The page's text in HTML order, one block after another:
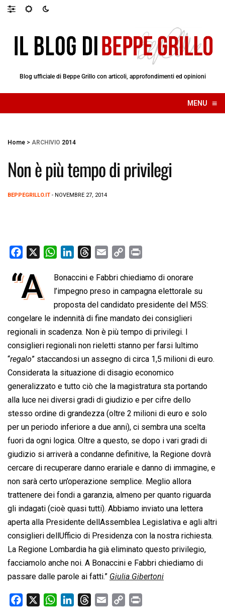
Blog ufficiale di Beppe Grillo con articoli, approfondimenti ed opinioni
MENU ≡
☰
Home > ARCHIVIO 2014
Non è più tempo di privilegi
BEPPEGRILLO.IT - NOVEMBRE 27, 2014
c
e
o
o
k
W
a
t
s
A
p
p
n
k
e
d
I
n
r
e
a
d
s
a
i
l
p
y
L
i
n
k
i
n
t
“A
Bonaccini e Fabbri chiediamo di onorare
l’impegno preso in campagna elettorale su
proposta del candidato presidente del M5S:
congelare le indennità di fine mandato dei consiglieri
regionali in scadenza. Non è più tempo di privilegi. I
consiglieri regionali non rieletti stanno per farsi lultimo
“regalo” staccandosi un assegno di circa 1,5 milioni di euro.
Considerata la situazione di disagio economico
generalizzato e tutto ciò che la magistratura sta portando
alla luce nei diversi gradi di giudizio e per cifre dello
stesso ordine di grandezza (oltre 2 milioni di euro e solo
per un periodo inferiore a due anni), ci sembra una scelta
fuori da ogni logica. Oltre a questo, se dopo i vari gradi di
giudizio si arriverà a condanne definitive, la Regione dovrà
cercare di recuperare danno erariale e danno di immagine, e
non sarà certo un’operazione semplice. Meglio allora
trattenere dei fondi a garanzia, almeno per quanto riguarda
gli indagati (cioè quasi tutti). Abbiamo inviato una lettera
aperta alla Presidente dellAssemblea Legislativa e agli altri
consiglieri dellUfficio di Presidenza con la nostra richiesta.
La Regione Lombardia ha già eliminato questo privilegio,
facciamolo anche noi. A Bonaccini e Fabbri chiediamo di
passare dalle parole ai fatti.” Giulia Gibertoni
W